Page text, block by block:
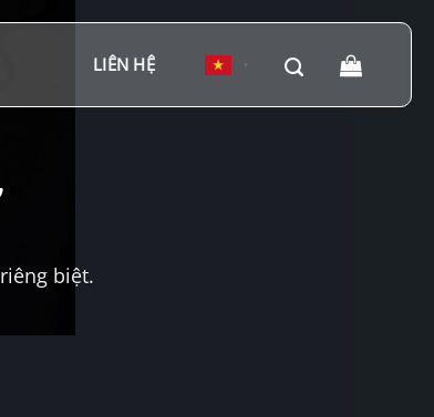
LIÊN HỆ
biệt.